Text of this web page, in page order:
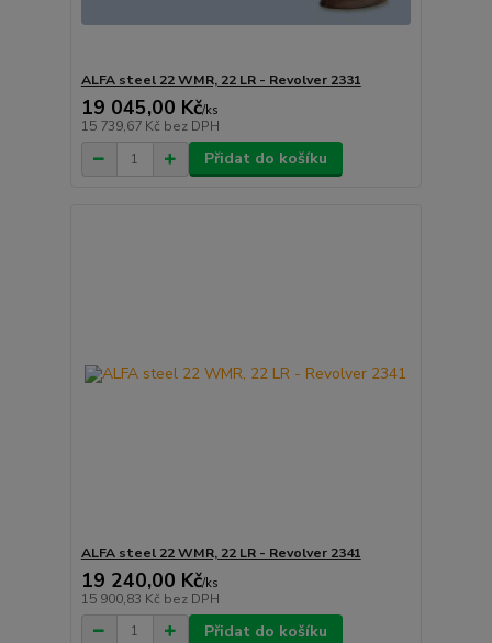
ALFA steel 22 WMR, 22 LR - Revolver 2331
19 045,00 Kč/ks
15 739,67 Kč bez DPH
Přidat do košíku
ALFA steel 22 WMR, 22 LR - Revolver 2341
19 240,00 Kč/ks
15 900,83 Kč bez DPH
Přidat do košíku